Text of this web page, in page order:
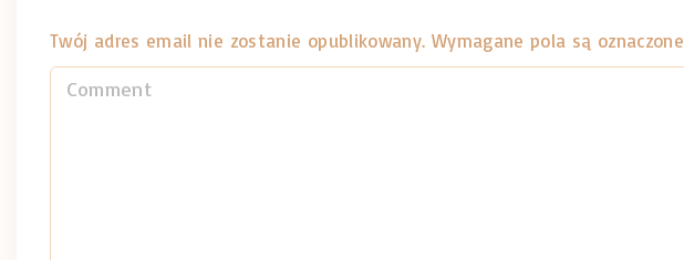
Twój adres email nie zostanie opublikowany. Wymagane pola są oznaczone